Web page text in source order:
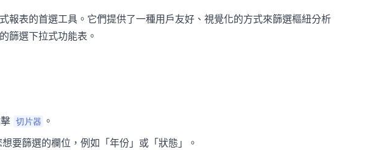
報表的首選工具。它們提供了一種用戶友好、視覺化的方式來篩選樞紐分析
篩選下拉式功能表。
切片器 。
要篩選的欄位，例如「年份」或「狀態」。